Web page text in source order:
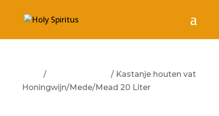
/
/ Kastanje houten vat
Honingwijn/Mede/Mead 20 Liter